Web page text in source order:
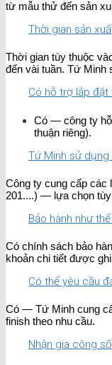
từ mẫu thử đến sản
Thời gian sản
Thời gian tùy thuộc
đến vài tuần. Tứ Minh
Có hỗ trợ lắp
Có — công ty hỗ
thuận riêng).
Tứ Minh sử dụng
Công ty cung cấp các
201....) — lựa chọn
Bảo hành như
Có chính sách bảo
khoản chi tiết được
Có thể yêu cầu
Có — Tứ Minh cung
finish theo nhu cầu.
Nhận gia công